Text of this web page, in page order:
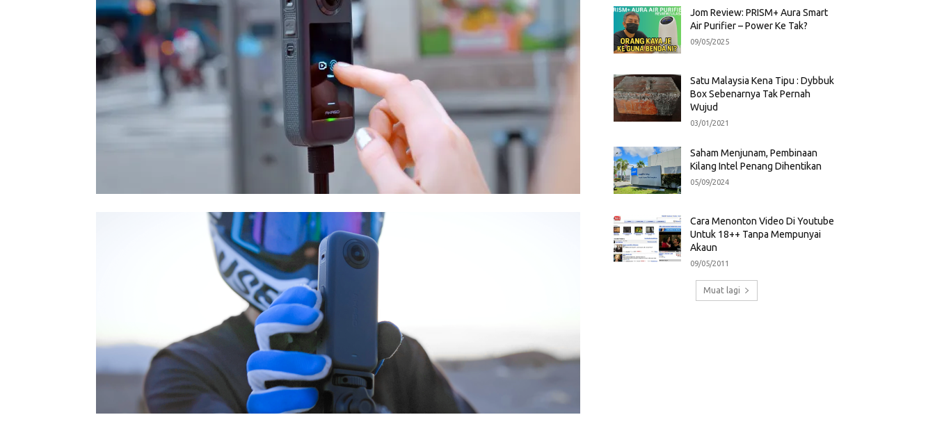
Jom Review: PRISM+ Aura Smart
Air Purifier – Power Ke Tak?
09/05/2025
Satu Malaysia Kena Tipu : Dybbuk
Box Sebenarnya Tak Pernah
Wujud
03/01/2021
Saham Menjunam, Pembinaan
Kilang Intel Penang Dihentikan
05/09/2024
Cara Menonton Video Di Youtube
Untuk 18++ Tanpa Mempunyai
Akaun
09/05/2011
Muat lagi